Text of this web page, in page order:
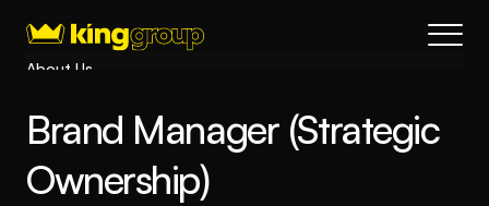
About Us
Services
Process
Coming Soon
Brand Manager (Strategic
Ownership)